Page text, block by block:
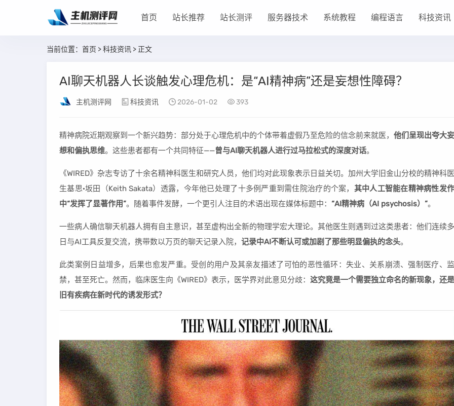
首页 站长推荐 站长测评 服务器技术 系统教程 编程语言 科技资讯
当前位置： 首页 >科技资讯 > 正文
AI聊天机器人长谈触发心理危机：是“AI精神病”还是妄想性障碍？
主机测评网 科技资讯 2026-01-02 393
精神病院近期观察到一个新兴趋势：部分处于心理危机中的个体带着虚假乃至危险的信念前来就医， 他们呈现出夸大妄
想和偏执思维。这些患者都有一个共同特征——曾与AI聊天机器人进行过马拉松式的深度对话。
《WIRED》杂志专访了十余名精神科医生和研究人员，他们均对此现象表示日益关切。加州大学旧金山分校的精神科医
生基思·坂田（Keith Sakata）透露，今年他已处理了十多例严重到需住院治疗的个案， 其中人工智能在精神病性发
中“发挥了显著作用”。随着事件发酵，一个更引人注目的术语出现在媒体标题中： “AI精神病（AI psychosis）”。
一些病人确信聊天机器人拥有自主意识，甚至虚构出全新的物理学宏大理论。其他医生则遇到过这类患者：他们连续多
日与AI工具反复交流，携带数以万页的聊天记录入院， 记录中AI不断认可或加剧了那些明显偏执的念头。
此类案例日益增多，后果也愈发严重。受创的用户及其亲友描述了可怕的恶性循环：失业、关系崩溃、强制医疗、监
禁，甚至死亡。然而，临床医生向《WIRED》表示，医学界对此意见分歧： 这究竟是一个需要独立命名的新现象，还是
旧有疾病在新时代的诱发形式？